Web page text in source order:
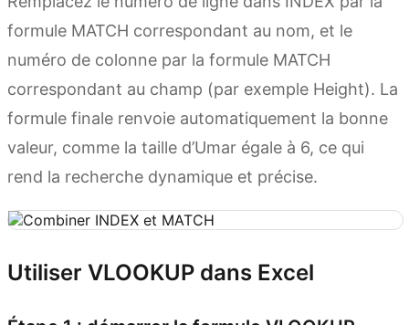
formule MATCH correspondant au nom, et le
numéro de colonne par la formule MATCH
correspondant au champ (par exemple Height). La
formule finale renvoie automatiquement la bonne
valeur, comme la taille d’Umar égale à 6, ce qui
rend la recherche dynamique et précise.
Utiliser VLOOKUP dans Excel